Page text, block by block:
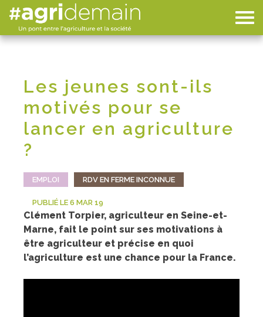
Les jeunes sont-ils
motivés pour se
lancer en agriculture
?
EMPLOI RDV EN FERME INCONNUE
PUBLIÉ LE 6 MAR 19
Clément Torpier, agriculteur en Seine-et-
Marne, fait le point sur ses motivations à
être agriculteur et précise en quoi
l’agriculture est une chance pour la France.